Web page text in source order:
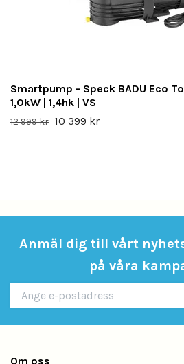
Smartpump - Speck BADU Eco
1,0kW | 1,4hk | VS
12 999 kr 10 399 kr
Anmäl dig till vårt
på våra
Om oss